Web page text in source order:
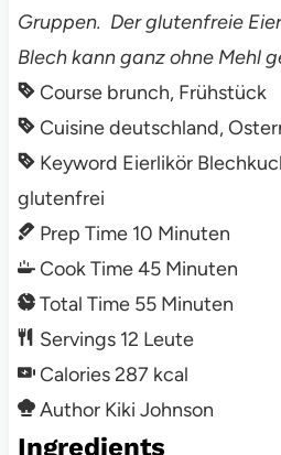
Gruppen. Der glutenfreie
Blech kann ganz ohne Mehl
Course brunch, Frühstück
Cuisinedeutschland,
Keyword Eierlikör
glutenfrei
Prep Time 10 Minuten
Cook Time45 Minuten
Total Time 55 Minuten
Servings 12 Leute
Calories287 kcal
Author Kiki Johnson
Ingredients